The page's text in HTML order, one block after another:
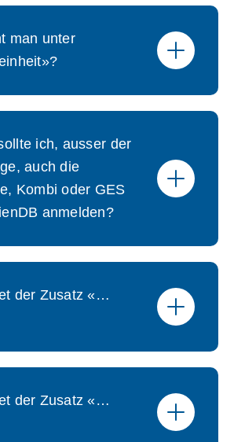
man unter
ich, ausser der
auch die
Kombi oder GES
anmelden?
der Zusatz «…
der Zusatz «…